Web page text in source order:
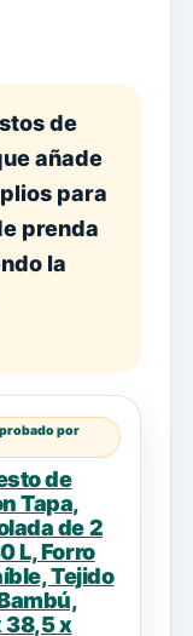
de
añade
para
prenda
la
por
de
Tapa,
de 2
L, Forro
Tejido
38,5 x